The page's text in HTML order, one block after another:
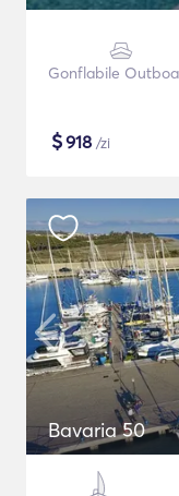
Gonflabile
$918 /zi
Bavaria 50